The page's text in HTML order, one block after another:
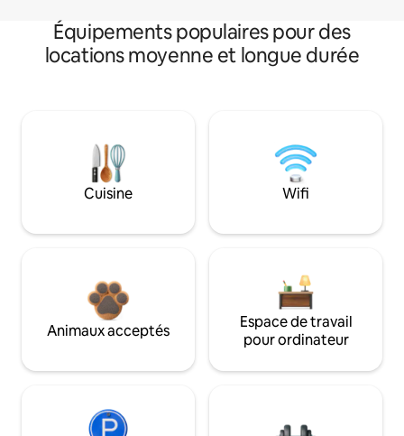
Équipements populaires pour des
locations moyenne et longue durée
Cuisine Wifi
Animaux acceptés
Espace de travail
pour ordinateur